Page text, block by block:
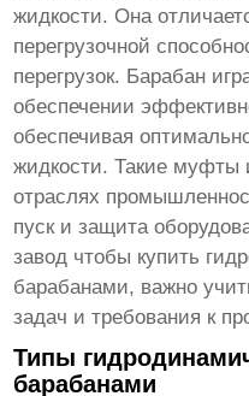
жидкости. Она
перегрузочной
перегрузок. Барабан
обеспечении
обеспечивая
жидкости. Такие муфты
отраслях
пуск и защита
завод чтобы купить
барабанами, важно
задач и требования к
Типы
барабанами